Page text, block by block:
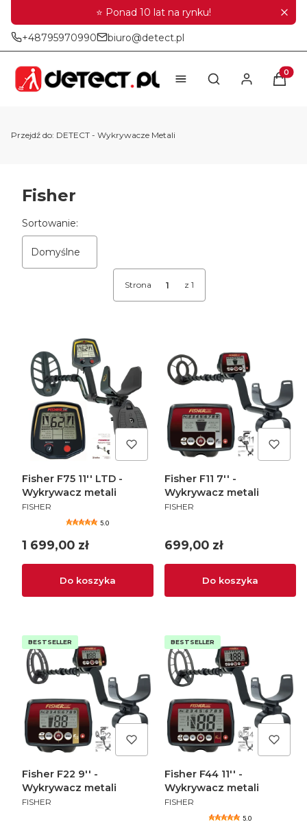
⭐ Ponad 10 lat na rynku!
+48795970990 biuro@detect.pl
Otwórz
Przejdź do: DETECT - Wykrywacze Metali
Fisher
Lista produktów
Sortowanie:
Domyślne
Strona z 1
Fisher F75 11'' LTD -
Wykrywacz metali
PRODUCENT
FISHER
5.0
Cena
1 699,00 zł
Do koszyka
Fisher F11 7'' -
Wykrywacz metali
PRODUCENT
FISHER
Cena
699,00 zł
Do koszyka
BESTSELLER
Fisher F22 9'' -
Wykrywacz metali
PRODUCENT
FISHER
BESTSELLER
Fisher F44 11'' -
Wykrywacz metali
PRODUCENT
FISHER
5.0